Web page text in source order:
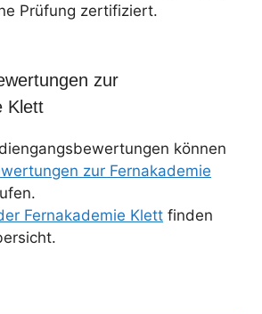
Prüfung zertifiziert.
zur
Klett
können
zur Fernakademie
Fernakademie Klett finden